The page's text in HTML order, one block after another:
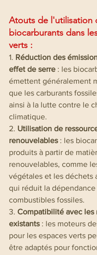
Atouts de l'utilisation
biocarburants dans
verts :
1. Réduction des
effet de serre : les
émettent généralement
que les carburants
ainsi à la lutte contre le
climatique.
2. Utilisation de
renouvelables : les
produits à partir de
renouvelables, comme
végétales et les déchets
qui réduit la dépendance
combustibles fossiles.
3. Compatibilité avec les
existants : les moteurs
pour les espaces verts
être adaptés pour